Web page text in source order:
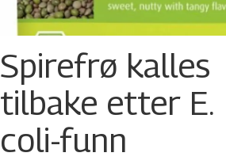
Spirefrø kalles
tilbake etter E.
coli-funn